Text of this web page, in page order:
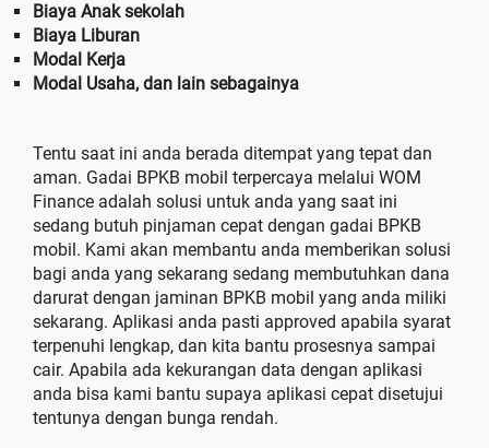
Biaya Anak sekolah
Biaya Liburan
Modal Kerja
Modal Usaha, dan lain sebagainya
Tentu saat ini anda berada ditempat yang tepat dan
aman. Gadai BPKB mobil terpercaya melalui WOM
Finance adalah solusi untuk anda yang saat ini
sedang butuh pinjaman cepat dengan gadai BPKB
mobil. Kami akan membantu anda memberikan solusi
bagi anda yang sekarang sedang membutuhkan dana
darurat dengan jaminan BPKB mobil yang anda miliki
sekarang. Aplikasi anda pasti approved apabila syarat
terpenuhi lengkap, dan kita bantu prosesnya sampai
cair. Apabila ada kekurangan data dengan aplikasi
anda bisa kami bantu supaya aplikasi cepat disetujui
tentunya dengan bunga rendah.